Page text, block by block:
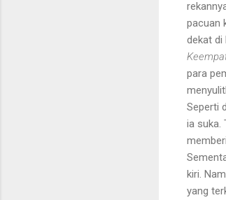
pacuan
dekat di
para
Seperti
ia suka.
kiri.
yang